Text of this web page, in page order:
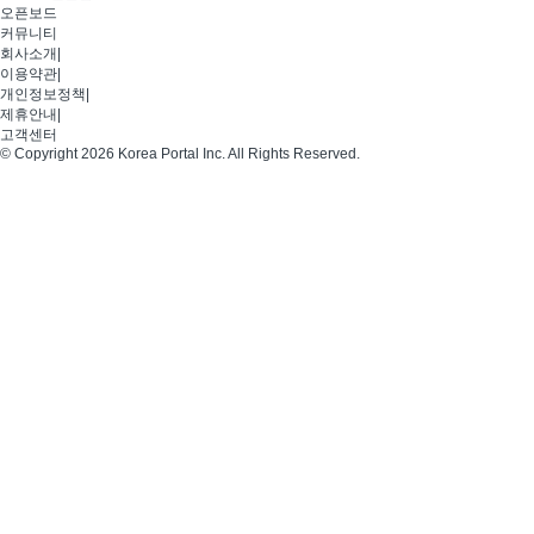
오픈보드
커뮤니티
회사소개
이용약관
개인정보정책
제휴안내
고객센터
© Copyright 2026 Korea Portal Inc. All Rights Reserved.